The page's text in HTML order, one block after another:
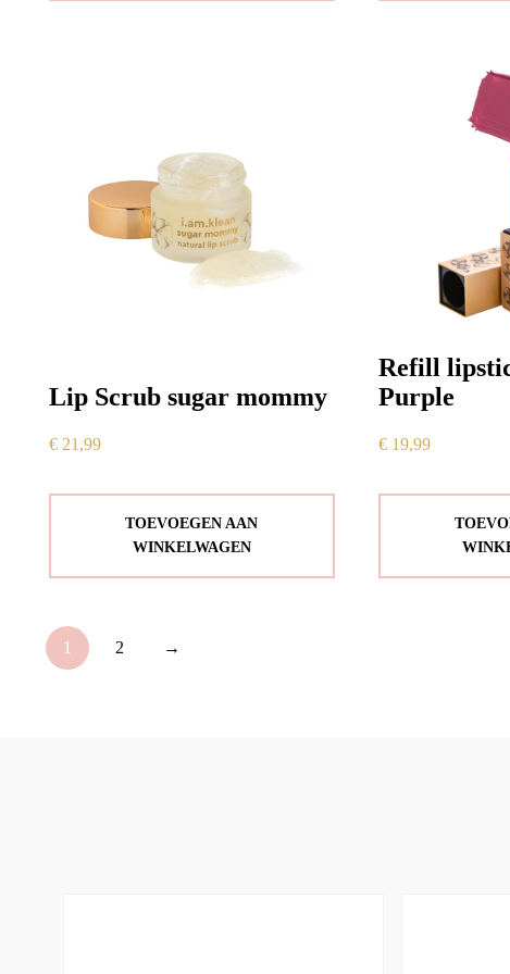
Lip Scrub sugar mommy
€ 21,99
TOEVOEGEN AAN
WINKELWAGEN
Refill
Purple
€19,99
1 2 →